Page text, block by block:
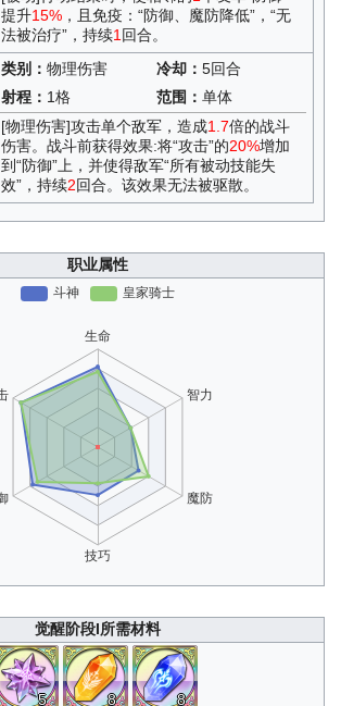
提升15% ，且免疫：“防御、魔防降低”，“无
法被治疗”，持续1 回合。
类别：物理伤害 冷却： 5回合
射程： 1格 范围： 单体
[物理伤害]攻击单个敌军，造成1.7倍的战斗
伤害。战斗前获得效果:将“攻击”的20%增加
到“防御”上，并使得敌军“所有被动技能失
效”，持续2回合。该效果无法被驱散。
职业属性
觉醒阶段I所需材料
5 8 8